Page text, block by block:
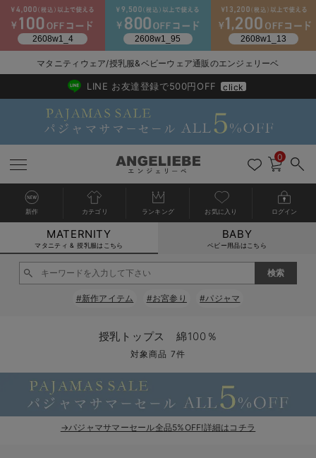
マタニティウェア全て
マタニティ ワンピース
マタニティ トップス
マタニティ アウター（コート）・ママコート
マタニティ 下着・インナー全て
授乳ブラ・マタニティブラ（マタニティインナー・産後用品）
マタニティ 授乳 キャミソール
産褥ショーツ
授乳服全て
マタニティ フォーマル全て
マタニティ スーツ
マタニティ ドレス（結婚式・お呼ばれ）
マタニティ フォーマル パンツ・ボトムス
授乳用品全て
妊婦用 抱き枕・授乳クッション
マタニティレッグウェア全て
マタニティストッキング・タイツ
マタニティ ボディケア全て
アウトレット全て
【アウトレット】ワンピース
【アウトレット】パジャマ
【アウトレット】インナー
特集全て
コットン素材
冷房対策
再入荷全て
再入荷｜インナー
戻る
送料無料アイテム全て
ワンピース
パジャマ
戻る
ブラキャミ おまとめ
戻る
【37周年祭セール】
【37周年祭セール】
戻る
気温差別オススメア
【15℃】3月下旬～
戻る
動きやすく着回しで
戻る
強撚スムース(コスパ
戻る
マタニティウェア
【おまとめ割】パジ
戻る
こだわりの履き心地
カジュアル
戻る
ジャケット派
ツィード派
戻る
出産準備応援割全て
マタニティパジャマ
戻る
【オフィスカジュア
戻る
レギンスタイプ
戻る
【フォーマル】ワン
戻る
【ベビー】長袖
戻る
ハンカチ
セット
戻る
快適ウェア10%OFF
戻る
春のマタニティワン
セットアップ・ レイ
ワーク・オフィス
戻る
Gift Selection 出産
〜3,000円（税込）
女の子におススメの
戻る
冬の冷え対策インナ
薄くてあったか
レギンス・タイツ
戻る
入院準備の持ち物チ
入院してすぐ使うグ
戻る
冬のあったか特集全て
【冬のあったか特集
マタニティウェア/授乳服&ベビーウェア通販のエンジェリーベ
2026/NewArrival
送料495円(一部地域を除く) 7,700円以上で送料無料
LINE お友達登録で500円OFF click
0
新作 カテゴリ ランキング お気に入り ログイン
MATERNITY
マタニティ & 授乳服はこちら
BABY
ベビー用品はこちら
#新作アイテム #お宮参り #パジャマ
授乳トップス 綿100％
対象商品 7件
→パジャマサマーセール全品5%OFF!詳細はコチラ
カートに入れる
閉じる